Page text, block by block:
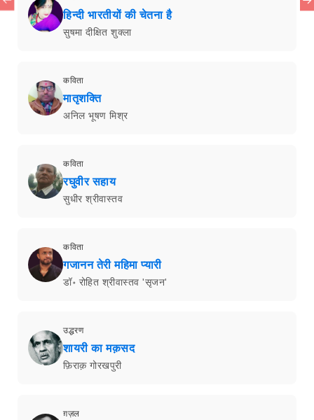
हिन्दी भारतीयों की चेतना है
सुषमा दीक्षित शुक्ला
कविता
मातृशक्ति
अनिल भूषण मिश्र
कविता
रघुवीर सहाय
सुधीर श्रीवास्तव
कविता
गजानन तेरी महिमा प्यारी
डॉ॰ रोहित श्रीवास्तव 'सृजन'
उद्धरण
शायरी का मक़सद
फ़िराक़ गोरखपुरी
ग़ज़ल